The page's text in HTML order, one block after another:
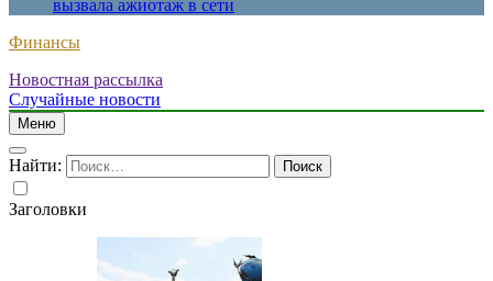
вызвала ажиотаж в сети
Финансы
Новостная рассылка
Случайные новости
Меню
Найти:
Заголовки